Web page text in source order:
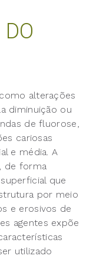
alterações
diminuição ou
de fluorose,
cariosas
e média. A
de forma
que
por meio
e erosivos de
agentes expõe
utilizado